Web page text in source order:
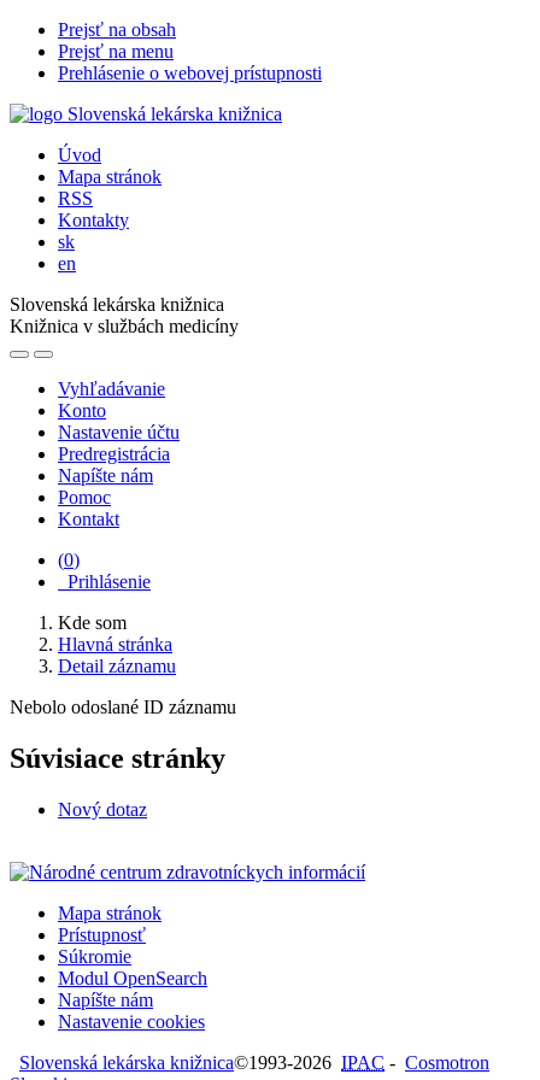
Prejsť na obsah
Prejsť na menu
Prehlásenie o webovej prístupnosti
Úvod
Mapa stránok
RSS
Kontakty
sk
en
Slovenská lekárska knižnica
Knižnica v službách medicíny
Vyhľadávanie
Konto
Nastavenie účtu
Predregistrácia
Napíšte nám
Pomoc
Kontakt
(0)
Prihlásenie
Kde som
Hlavná stránka
Detail záznamu
Nebolo odoslané ID záznamu
Súvisiace stránky
Nový dotaz
Mapa stránok
Prístupnosť
Súkromie
Modul OpenSearch
Napíšte nám
Nastavenie cookies
Slovenská lekárska knižnica©1993-2026 IPAC - Cosmotron